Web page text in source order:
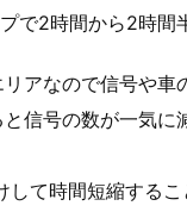
で2時間から2時間
アなので信号や車
信号の数が一気
て時間短縮する